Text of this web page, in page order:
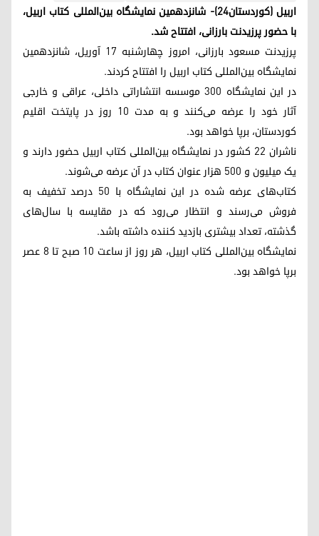
اربیل (کوردستان٢٤)- شانزدهمین نمایشگاه بین‌المللی کتاب اربیل،
با حضور پرزیدنت بارزانی، افتتاح شد.
پرزیدنت مسعود بارزانی، امروز چهارشنبه ١٧ آوریل، شانزدهمین
نمایشگاه بین‌المللی کتاب اربیل را افتتاح کردند.
در این نمایشگاه ٣٠٠ موسسه انتشاراتی داخلی، عراقی و خارجی
آثار خود را عرضه می‌کنند و به مدت ١٠ روز در پایتخت اقلیم
کوردستان، برپا خواهد بود.
ناشران ٢٢ کشور در نمایشگاه بین‌المللی کتاب اربیل حضور دارند و
یک میلیون و ٥٠٠ هزار عنوان کتاب در آن عرضه می‌شوند.
کتاب‌های عرضه شده در این نمایشگاه با ٥٠ درصد تخفیف به
فروش می‌رسند و انتظار می‌رود که در مقایسه با سال‌های
گذشته، تعداد بیشتری بازدید کننده داشته باشد.
نمایشگاه بین‌المللی کتاب اربیل، هر روز از ساعت ١٠ صبح تا ٨ عصر
برپا خواهد بود.